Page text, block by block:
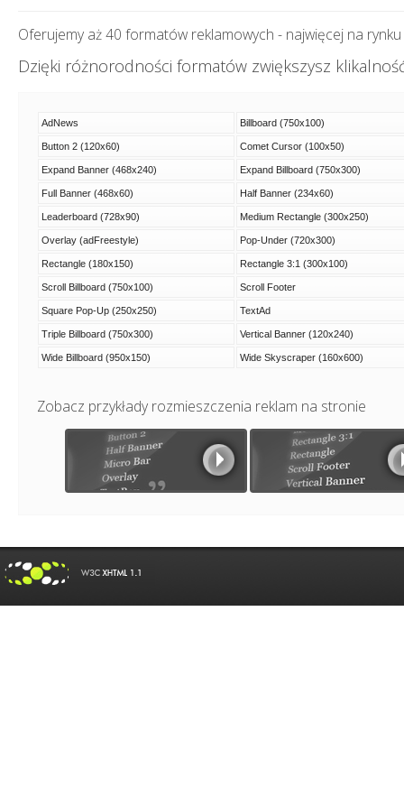
Oferujemy aż 40 formatów reklamowych - najwięcej na rynku
Dzięki różnorodności formatów zwiększysz
AdNews Billboard (750x100)
Button 2 (120x60) Comet Cursor (100x50)
Expand Banner (468x240) Expand Billboard (750x300)
Full Banner (468x60) Half Banner (234x60)
Leaderboard (728x90) Medium Rectangle (300x250)
Overlay (adFreestyle) Pop-Under (720x300)
Rectangle (180x150) Rectangle 3:1 (300x100)
Scroll Billboard (750x100) Scroll Footer
Square Pop-Up (250x250) TextAd
Triple Billboard (750x300) Vertical Banner (120x240)
Wide Billboard (950x150) Wide Skyscraper (160x600)
Zobacz przykłady rozmieszczenia reklam na stronie